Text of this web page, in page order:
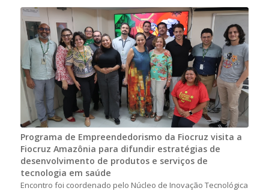
Programa de Empreendedorismo da Fiocruz visita a
Fiocruz Amazônia para difundir estratégias de
desenvolvimento de produtos e serviços de
tecnologia em saúde
Encontro foi coordenado pelo Núcleo de Inovação Tecnológica